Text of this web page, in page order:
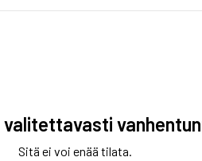
valitettavasti
Sitä ei voi enää tilata.